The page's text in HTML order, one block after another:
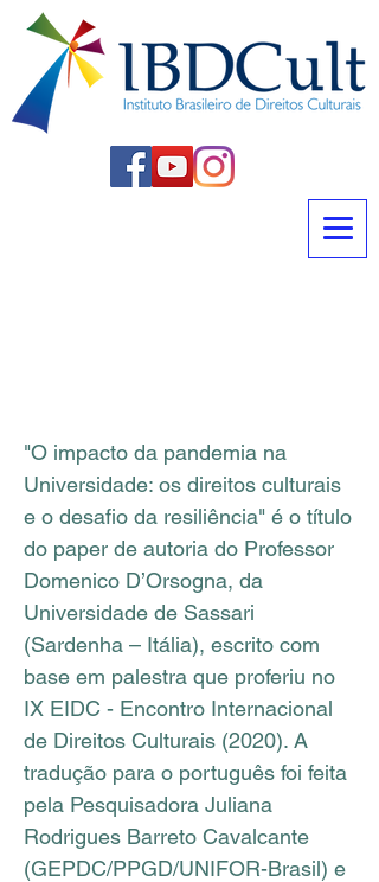
"O impacto da pandemia na
Universidade: os direitos culturais
e o desafio da resiliência" é o título
do paper de autoria do Professor
Domenico D’Orsogna, da
Universidade de Sassari
(Sardenha – Itália), escrito com
base em palestra que proferiu no
IX EIDC - Encontro Internacional
de Direitos Culturais (2020). A
tradução para o português foi feita
pela Pesquisadora Juliana
Rodrigues Barreto Cavalcante
(GEPDC/PPGD/UNIFOR-Brasil) e